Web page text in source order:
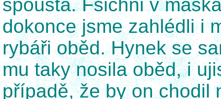
spousta. Fšichni v
dokonce jsme zahlédli i
rybáři oběd. Hynek se
mu taky nosila oběd, i
případě, že by on chodil